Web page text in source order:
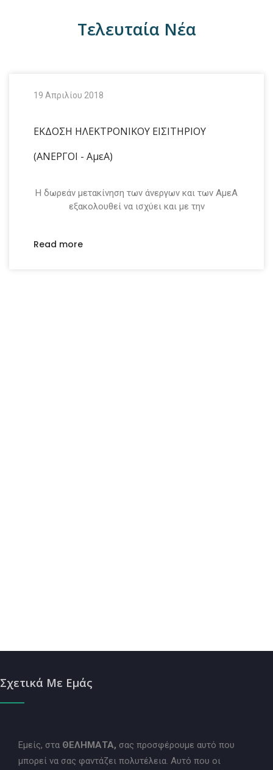
Τελευταία Νέα
19 Απριλίου 2018
ΕΚΔΟΣΗ ΗΛΕΚΤΡΟΝΙΚΟΥ ΕΙΣΙΤΗΡΙΟΥ
(ΑΝΕΡΓΟΙ - ΑμεΑ)
Η δωρεάν μετακίνηση των άνεργων και των ΑμεΑ
εξακολουθεί να ισχύει και με την
Read more
Σχετικά Με Εμάς
Εμείς, στα ΘΕΛΗΜΑΤΑ, σας προσφέρουμε αυτό που
μπορεί να σας φαντάζει πολυτέλεια. Αυτό που οι